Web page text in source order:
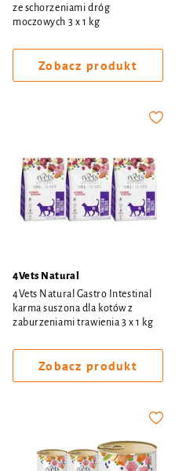
ze schorzeniami dróg
moczowych 3 x 1 kg
Zobacz produkt
4Vets Natural
4Vets Natural Gastro Intestinal
karma suszona dla kotów z
zaburzeniami trawienia 3 x 1 kg
Zobacz produkt